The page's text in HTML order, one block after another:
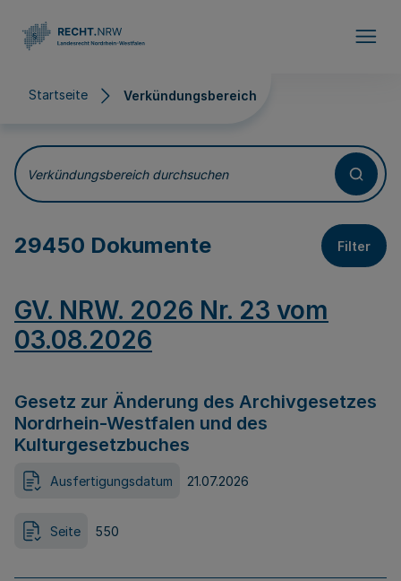
Startseite Verkündungsbereich
Verkündungsbereich
Verkündungsbereich durchsuchen
29450 Dokumente Filter
GV. NRW. 2026 Nr. 23 vom
03.08.2026
Gesetz zur Änderung des Archivgesetzes
Nordrhein-Westfalen und des
Kulturgesetzbuches
Ausfertigungsdatum 21.07.2026
Seite 550